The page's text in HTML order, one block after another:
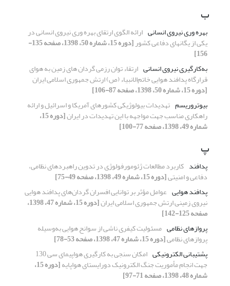
ب
بهره وری نیروی انسانی ارائه الگوی ارتقای بهره وری نیروی انسانی در
یکی از یگانهای دفاعی کشور [دوره 15، شماره 50، 1398، صفحه 135-
156]
به‌کارگیری نیروی انسانی ارتقاء توان رزمی گردان های زمین به هوای
قرارگاه پدافند هوایی خاتم‌الانبیاء (ص) ارتش جمهوری اسلامی ایران
[دوره 15، شماره 50، 1398، صفحه 87-106]
بیوتروریسم تهدیدات بیولوژیکی کشورهای آمریکا و اسرائیل و ارائه
راهکاری مناسب جهت مواجهه با این تهدیدات در ایران [دوره 15،
شماره 49، 1398، صفحه 77-100]
پ
پدافند کاربرد مطالعات ژئومورفولوژی در تدوین راهبرد‌های نظامی،
دفاعی و امنیتی[دوره 15، شماره 49، 1398، صفحه 49-75]
پدافند هوایی عوامل مؤثر بر توانایی افسران گردان‌های پدافند هوایی
نیروی زمینی ارتش جمهوری اسلامی ایران [دوره 15، شماره 47، 1398،
صفحه 125-142]
پروازهای نظامی مسئولیت کیفری ناشی از سوانح هوایی به‌وسیله
پروازهای نظامی[دوره 15، شماره 47، 1398، صفحه 53-78]
پشتیبانی الکترونیکی
امکان سنجی به کارگیری هواپیمای سی 130
جهت انجام مأموریت جنگ الکترونیک دورایستای هواپایه [دوره 15،
شماره 48، 1398، صفحه 71-97]